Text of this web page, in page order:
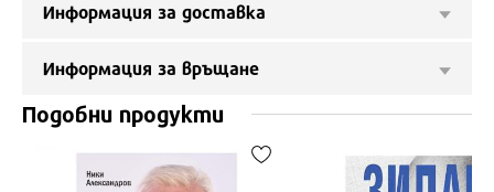
Информация за доставка
Информация за връщане
Подобни продукти